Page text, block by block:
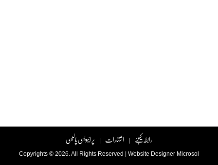
رابطہ کیجئے | اشتہارات | پرائیویسی پالیسی
Copyrights © 2026. All Rights Reserved | Website Designer Microsol